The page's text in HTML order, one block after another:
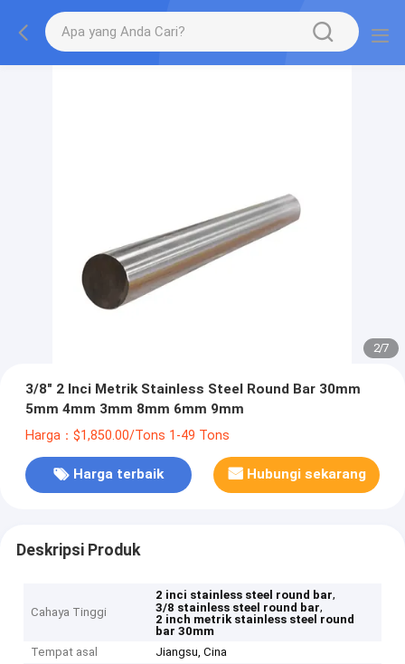
2/7
3/8" 2 Inci Metrik Stainless Steel Round Bar 30mm
5mm 4mm 3mm 8mm 6mm 9mm
Harga：$1,850.00/Tons 1-49 Tons
Harga terbaik Hubungi sekarang
Deskripsi Produk
Cahaya Tinggi
2 inci stainless steel round bar,
3/8 stainless steel round bar,
2 inch metrik stainless steel round
bar 30mm
Tempat asal
Jiangsu, Cina